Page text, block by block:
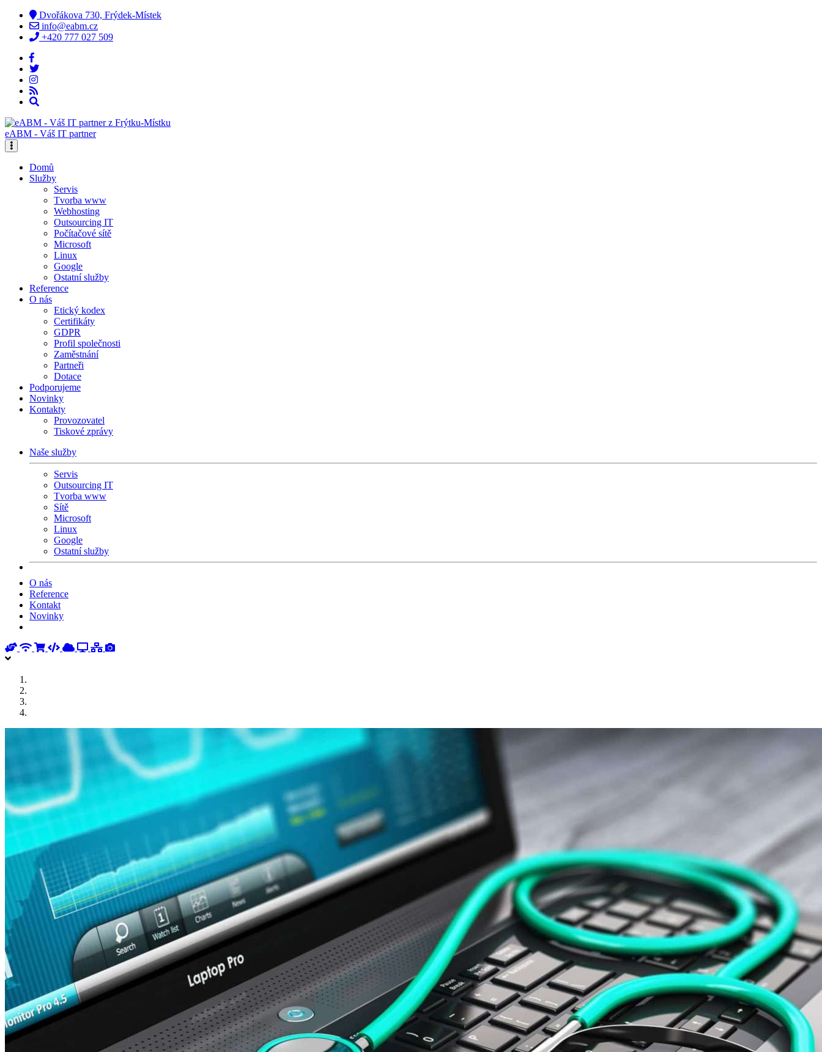
Dvořákova 730, Frýdek-Místek
info@eabm.cz
+420 777 027 509
eABM - Váš IT partner
Domů
Služby
Servis
Tvorba www
Webhosting
Outsourcing IT
Počítačové sítě
Microsoft
Linux
Google
Ostatní služby
Reference
O nás
Etický kodex
Certifikáty
GDPR
Profil společnosti
Zaměstnání
Partneři
Dotace
Podporujeme
Novinky
Kontakty
Provozovatel
Tiskové zprávy
Naše služby
Servis
Outsourcing IT
Tvorba www
Sítě
Microsoft
Linux
Google
Ostatní služby
O nás
Reference
Kontakt
Novinky